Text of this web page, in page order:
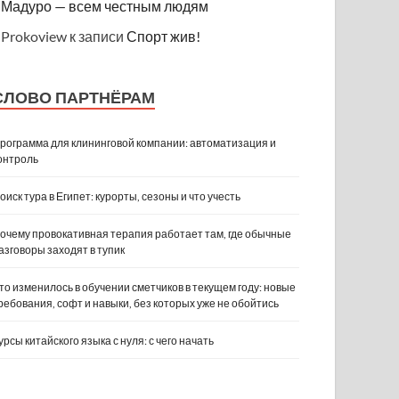
Мадуро — всем честным людям
Prokoview к записиСпорт жив!
ПАРТНЁРАМ
для клининговой компании: автоматизация и
тура в Египет: курорты, сезоны и что учесть
провокативная терапия работает там, где обычные
заходят в тупик
изменилось в обучении сметчиков в текущем году: новые
софт и навыки, без которых уже не обойтись
китайского языка с нуля: с чего начать